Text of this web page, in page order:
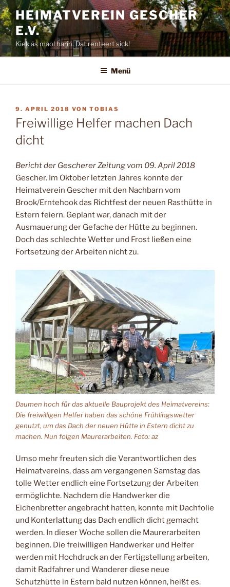
Zum
Inhalt
springen
HEIMATVEREIN GESCHER
E.V.
Kiek äs maol harin. Dat renteert sick!
Menü
VERÖFFENTLICHT
AM
9. APRIL 2018 VON TOBIAS
Freiwillige Helfer machen Dach
dicht
Bericht der Gescherer Zeitung vom 09. April 2018
Gescher. Im Oktober letzten Jahres konnte der
Heimatverein Gescher mit den Nachbarn vom
Brook/Erntehook das Richtfest der neuen Rasthütte in
Estern feiern. Geplant war, danach mit der
Ausmauerung der Gefache der Hütte zu beginnen.
Doch das schlechte Wetter und Frost ließen eine
Fortsetzung der Arbeiten nicht zu.
Daumen hoch für das aktuelle Bauprojekt des Heimatvereins:
Die freiwilligen Helfer haben das schöne Frühlingswetter
genutzt, um das Dach der neuen Hütte in Estern dicht zu
machen. Nun folgen Maurerarbeiten. Foto: az
Umso mehr freuten sich die Verantwortlichen des
Heimatvereins, dass am vergangenen Samstag das
tolle Wetter endlich eine Fortsetzung der Arbeiten
ermöglichte. Nachdem die Handwerker die
Eichenbretter angebracht hatten, konnte mit Dachfolie
und Konterlattung das Dach endlich dicht gemacht
werden. In dieser Woche sollen die Maurerarbeiten
beginnen. Die freiwilligen Handwerker und Helfer
werden mit Hochdruck an der Fertigstellung arbeiten,
damit Radfahrer und Wanderer diese neue
Schutzhütte in Estern bald nutzen können, heißt es.